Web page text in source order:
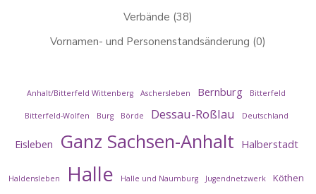
Verbände (38)
Vornamen- und Personenstandsänderung (0)
Anhalt/Bitterfeld Wittenberg Aschersleben Bernburg Bitterfeld
Bitterfeld-Wolfen Burg Börde Dessau-Roßlau Deutschland
Eisleben Ganz Sachsen-Anhalt Halberstadt
Haldensleben Halle Halle und Naumburg Jugendnetzwerk Köthen